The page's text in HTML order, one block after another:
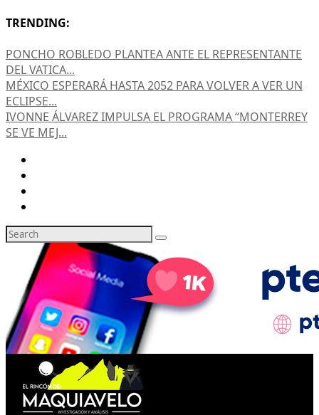
TRENDING:
PONCHO ROBLEDO PLANTEA ANTE EL REPRESENTANTE
DEL VATICA...
MÉXICO ESPERARÁ HASTA 2052 PARA VOLVER A VER UN
ECLIPSE...
IVONNE ÁLVAREZ IMPULSA EL PROGRAMA “MONTERREY
SE VE MEJ...